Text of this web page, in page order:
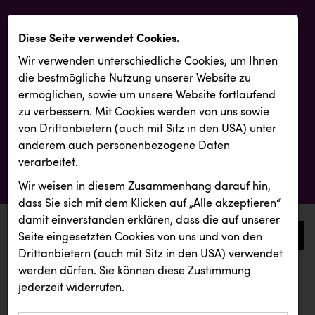
0
aktuelle aussendungen
aktuelle aussendungen
Diese Seite verwendet Cookies.
Wir verwenden unterschiedliche Cookies, um Ihnen
die best­mögliche Nutzung unserer Website zu
ermöglichen, sowie um unsere Website fortlaufend
zu verbessern. Mit Cookies werden von uns sowie
von Drittanbietern (auch mit Sitz in den USA) unter
anderem auch personenbezogene Daten
verarbeitet.
Wir weisen in diesem Zusammenhang darauf hin,
dass Sie sich mit dem Klicken auf „Alle akzeptieren“
damit ein­ver­standen erklären, dass die auf unserer
Seite eingesetzten Cookies von uns und von den
Drittanbietern (auch mit Sitz in den USA) verwendet
werden dürfen. Sie können diese Zustimmung
jederzeit widerrufen.